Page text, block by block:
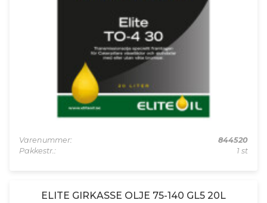
Varenummer:
844520
Pakkestr.:
1 st
ELITE GIRKASSE OLJE 75-140 GL5 20L